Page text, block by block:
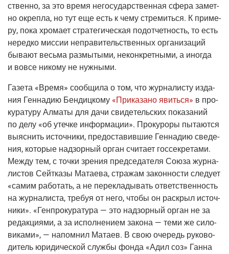
ствен­но, за это вре­мя него­су­дар­ствен­ная сфе­ра замет­
но окреп­ла, но тут еще есть к чему стре­мить­ся. К при­ме­
ру, пока хро­ма­ет стра­те­ги­че­ская под­от­чет­ность, то есть
неред­ко мис­сии непра­ви­тель­ствен­ных орга­ни­за­ций
быва­ют весь­ма раз­мы­ты­ми, некон­крет­ны­ми, а ино­гда
и вовсе нико­му не нужными.
Газе­та «Вре­мя» сооб­щи­ла о том, что жур­на­ли­сту изда­
ния Ген­на­дию Бен­диц­ко­му «При­ка­за­но явить­ся» в про­
ку­ра­ту­ру Алма­ты для дачи сви­де­тель­ских пока­за­ний
по делу «об утеч­ке инфор­ма­ции». Про­ку­ро­ры пыта­ют­ся
выяс­нить источ­ни­ки, предо­ста­вив­шие Ген­на­дию све­де­
ния, кото­рые над­зор­ный орган счи­та­ет гос­сек­ре­та­ми.
Меж­ду тем, с точ­ки зре­ния пред­се­да­те­ля Сою­за жур­на­
ли­стов Сейт­ка­зы Мата­е­ва, стра­жам закон­но­сти сле­ду­ет
«самим рабо­тать, а не пере­кла­ды­вать ответ­ствен­ность
на жур­на­ли­ста, тре­буя от него, что­бы он рас­крыл источ­
ни­ки». «Ген­про­ку­ра­ту­ра — это над­зор­ный орган не за
редак­ци­я­ми, а за испол­не­ни­ем зако­на — теми же сило­
ви­ка­ми», — напом­нил Мата­ев. В свою оче­редь руко­во­
ди­тель юри­ди­че­ской служ­бы фон­да «Адил соз» Ган­на